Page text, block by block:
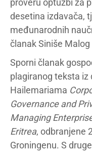
proveru optužbi za
desetina izdavača,
međunarodnih
članak Siniše
Sporni članak
plagiranog teksta
Hailemariama
Governance and
Managing
Eritrea, odbranjene
Groningenu. S